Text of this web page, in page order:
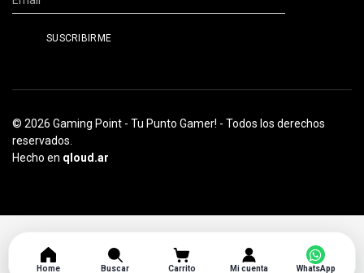
© 2026 Gaming Point - Tu Punto Gamer! - Todos los derechos
reservados.
Hecho en qloud.ar
Home Buscar Carrito Mi cuenta